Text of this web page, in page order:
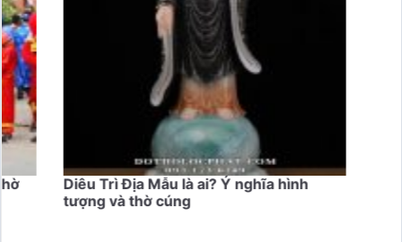
Diêu Trì Địa Mẫu là ai? Ý nghĩa hình
tượng và thờ cúng